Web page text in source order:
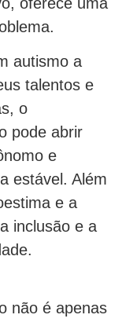
autismo a
talentos e
o
pode abrir
e
estável. Além
e a
inclusão e a
não é apenas